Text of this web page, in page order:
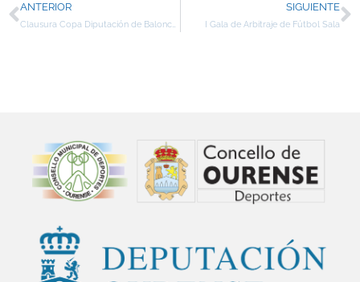
ANTERIOR
Clausura Copa Diputación de Baloncesto
SIGUIENTE
I Gala de Arbitraje de Fútbol Sala